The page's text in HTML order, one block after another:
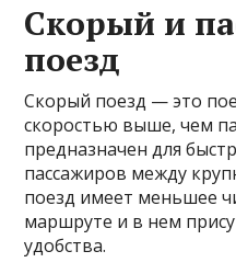
Скорый и
поезд
Скорый поезд — это
скоростью выше, чем
предназначен для
пассажиров между
поезд имеет меньшее
маршруте и в нем
удобства.